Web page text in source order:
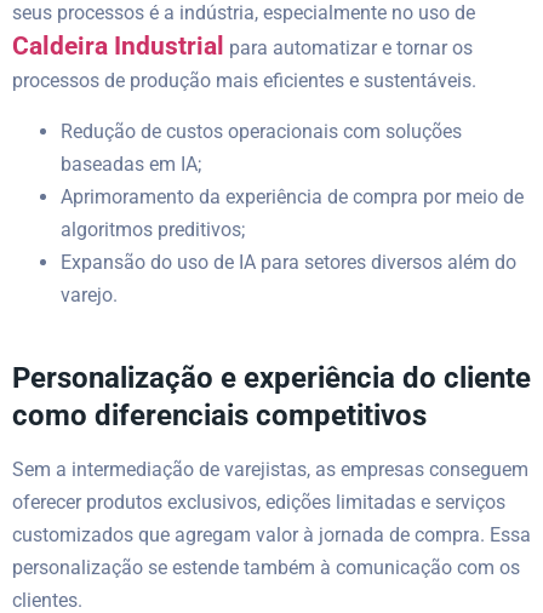
seus processos é a indústria, especialmente no uso de
Caldeira Industrial para automatizar e tornar os
processos de produção mais eficientes e sustentáveis.
Redução de custos operacionais com soluções
baseadas em IA;
Aprimoramento da experiência de compra por meio de
algoritmos preditivos;
Expansão do uso de IA para setores diversos além do
varejo.
Personalização e experiência do cliente
como diferenciais competitivos
Sem a intermediação de varejistas, as empresas conseguem
oferecer produtos exclusivos, edições limitadas e serviços
customizados que agregam valor à jornada de compra. Essa
personalização se estende também à comunicação com os
clientes.